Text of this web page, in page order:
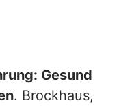
Gesund
. Brockhaus,